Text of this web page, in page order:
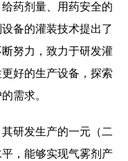
药剂量、用药安全的
备的灌装技术提出了
努力，致力于研发灌
好的生产设备，探索
需求。
研发生产的一元（二
，能够实现气雾剂产